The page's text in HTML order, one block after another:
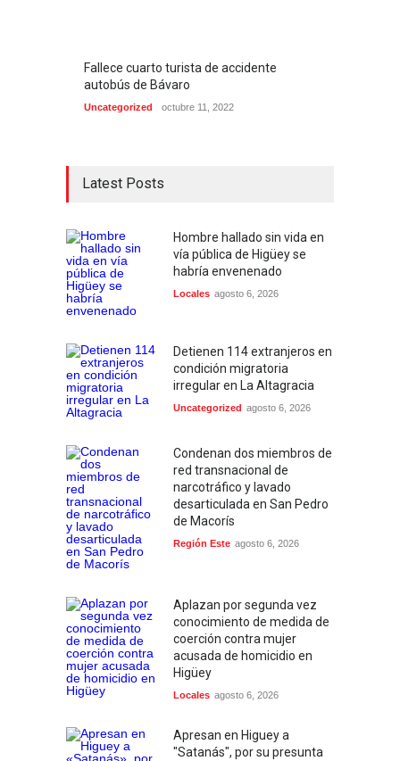
Fallece cuarto turista de accidente
autobús de Bávaro
Uncategorized octubre 11, 2022
Latest Posts
Hombre hallado sin vida en
vía pública de Higüey se
habría envenenado
Locales agosto 6, 2026
Detienen 114 extranjeros en
condición migratoria
irregular en La Altagracia
Uncategorized agosto 6, 2026
Condenan dos miembros de
red transnacional de
narcotráfico y lavado
desarticulada en San Pedro
de Macorís
Región Este agosto 6, 2026
Aplazan por segunda vez
conocimiento de medida de
coerción contra mujer
acusada de homicidio en
Higüey
Locales agosto 6, 2026
Apresan en Higuey a
"Satanás", por su presunta